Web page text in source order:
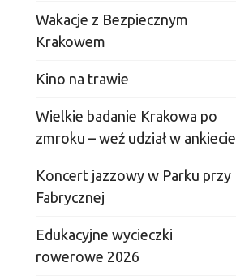
Wakacje z Bezpiecznym
Krakowem
Kino na trawie
Wielkie badanie Krakowa po
zmroku – weź udział w ankiecie
Koncert jazzowy w Parku przy
Fabrycznej
Edukacyjne wycieczki
rowerowe 2026